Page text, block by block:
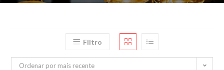
Filtro
Ordenar por mais recente